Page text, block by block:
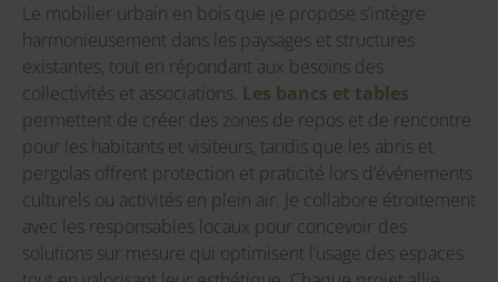
Le mobilier urbain en bois que je propose s’intègre
harmonieusement dans les paysages et structures
existantes, tout en répondant aux besoins des
collectivités et associations. Les bancs et tables
permettent de créer des zones de repos et de rencontre
pour les habitants et visiteurs, tandis que les abris et
pergolas offrent protection et praticité lors d’événements
culturels ou activités en plein air. Je collabore étroitement
avec les responsables locaux pour concevoir des
solutions sur mesure qui optimisent l’usage des espaces